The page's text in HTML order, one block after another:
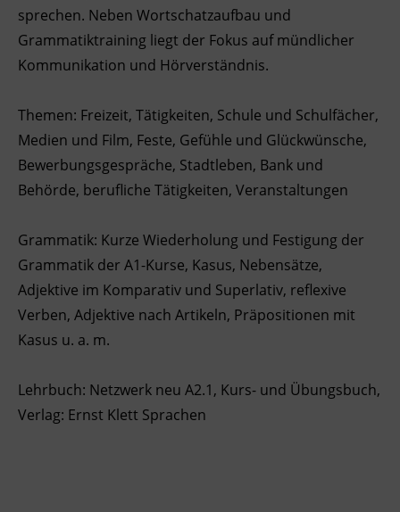
Ingenieurzertifizierung
Deutsch und Integration
Digitales Lernen
BFI Reutte
sprechen. Neben Wortschatzaufbau und
Grammatiktraining liegt der Fokus auf mündlicher
Kommunikation und Hörverständnis.
Themen: Freizeit, Tätigkeiten, Schule und Schulfächer,
Medien und Film, Feste, Gefühle und Glückwünsche,
Bewerbungsgespräche, Stadtleben, Bank und
Behörde, berufliche Tätigkeiten, Veranstaltungen
Grammatik: Kurze Wiederholung und Festigung der
Grammatik der A1-Kurse, Kasus, Nebensätze,
Adjektive im Komparativ und Superlativ, reflexive
Verben, Adjektive nach Artikeln, Präpositionen mit
Kasus u. a. m.
Lehrbuch: Netzwerk neu A2.1, Kurs- und Übungsbuch,
Verlag: Ernst Klett Sprachen